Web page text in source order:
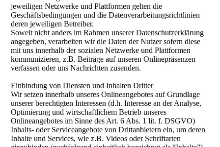
jeweiligen Netzwerke und Plattformen gelten die
Geschäftsbedingungen und die Datenverarbeitungsrichtlinien
deren jeweiligen Betreiber.
Soweit nicht anders im Rahmen unserer Datenschutzerklärung
angegeben, verarbeiten wir die Daten der Nutzer sofern diese
mit uns innerhalb der sozialen Netzwerke und Plattformen
kommunizieren, z.B. Beiträge auf unseren Onlinepräsenzen
verfassen oder uns Nachrichten zusenden.
Einbindung von Diensten und Inhalten Dritter
Wir setzen innerhalb unseres Onlineangebotes auf Grundlage
unserer berechtigten Interessen (d.h. Interesse an der Analyse,
Optimierung und wirtschaftlichem Betrieb unseres
Onlineangebotes im Sinne des Art. 6 Abs. 1 lit. f. DSGVO)
Inhalts- oder Serviceangebote von Drittanbietern ein, um deren
Inhalte und Services, wie z.B. Videos oder Schriftarten